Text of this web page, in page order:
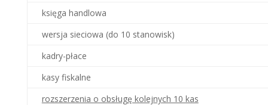
księga handlowa
wersja sieciowa (do 10 stanowisk)
kadry-płace
kasy fiskalne
rozszerzenia o obsługę kolejnych 10 kas